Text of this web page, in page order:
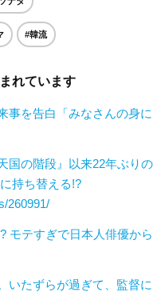
#韓流
れています
事を告白「みなさんの身に
国の階段』以来22年ぶりの
持ち替える!?
260991/
モテすぎで日本人俳優から
いたずらが過ぎて、監督に